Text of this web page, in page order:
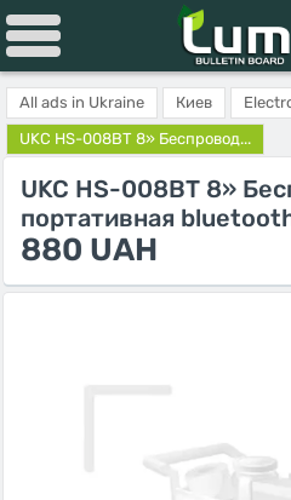
All ads in Ukraine Киев
UKC HS-008BT 8» Беспровод...
UKC HS-008BT 8»
портативная
880 UAH